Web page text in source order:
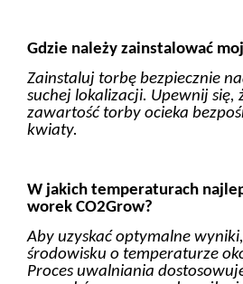
Gdzie należy zainstalować
Zainstaluj torbę bezpiecznie
suchej lokalizacji. Upewnij się,
zawartość torby ocieka
kwiaty.
W jakich temperaturach
worek CO2Grow?
Aby uzyskać optymalne
środowisku o temperaturze
Proces uwalniania